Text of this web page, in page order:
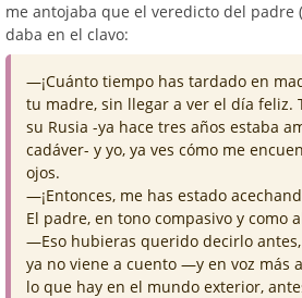
me antojaba que el veredicto del padre
daba en el clavo:
—¡Cuánto tiempo has tardado en
tu madre, sin llegar a ver el día feliz.
su Rusia -ya hace tres años estaba
cadáver- y yo, ya ves cómo me
ojos.
—¡Entonces, me has estado
El padre, en tono compasivo y como
—Eso hubieras querido decirlo
ya no viene a cuento —y en voz más
lo que hay en el mundo exterior,